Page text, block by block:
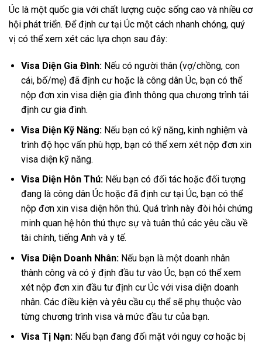
Úc là một quốc gia với chất lượng cuộc sống cao và nhiều cơ
hội phát triển. Để định cư tại Úc một cách nhanh chóng, quý
vị có thể xem xét các lựa chọn sau đây:
Visa Diện Gia Đình:Nếu có người thân (vợ/chồng, con
cái, bố/mẹ) đã định cư hoặc là công dân Úc, bạn có thể
nộp đơn xin visa diện gia đình thông qua chương trình tái
định cư gia đình.
Visa Diện Kỹ Năng:Nếu bạn có kỹ năng, kinh nghiệm và
trình độ học vấn phù hợp, bạn có thể xem xét nộp đơn xin
visa diện kỹ năng.
Visa Diện Hôn Thú:Nếu bạn có đối tác hoặc đối tượng
đang là công dân Úc hoặc đã định cư tại Úc, bạn có thể
nộp đơn xin visa diện hôn thú. Quá trình này đòi hỏi chứng
minh quan hệ hôn thú thực sự và tuân thủ các yêu cầu về
tài chính, tiếng Anh và y tế.
Visa Diện Doanh Nhân:Nếu bạn là một doanh nhân
thành công và có ý định đầu tư vào Úc, bạn có thể xem
xét nộp đơn xin đầu tư định cư Úc với visa diện doanh
nhân. Các điều kiện và yêu cầu cụ thể sẽ phụ thuộc vào
từng chương trình visa và mức đầu tư của bạn.
Visa Tị Nạn:Nếu bạn đang đối mặt với nguy cơ hoặc bị